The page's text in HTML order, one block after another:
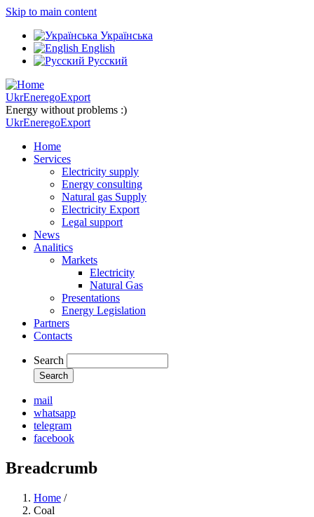
Skip to main content
Українська
English
Русский
UkrEneregoExport
Energy without problems :)
UkrEneregoExport
Home
Services
Electricity supply
Energy consulting
Natural gas Supply
Electricity Export
Legal support
News
Analitics
Markets
Electricity
Natural Gas
Presentations
Energy Legislation
Partners
Contacts
Search
mail
whatsapp
telegram
facebook
Breadcrumb
Home /
Coal